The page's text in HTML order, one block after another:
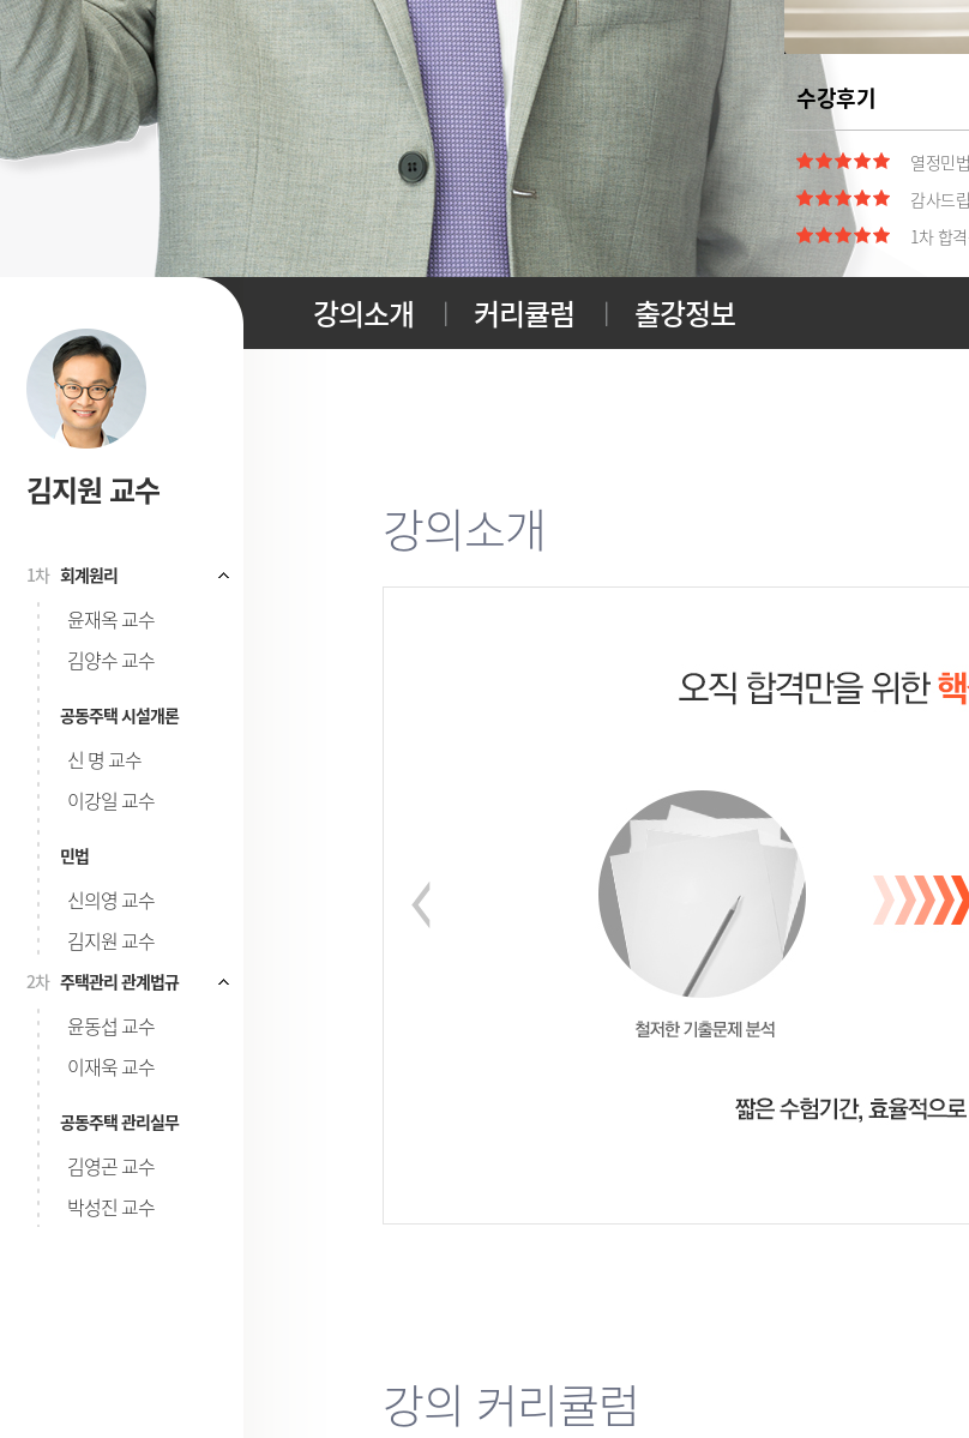
수강후기
민법 초
적극적
어려웠
열정민
감사드
1차 합
어려웠
김지원
민법 김
김지원
교수님
수강 교
밴드
김지원
김지원 교수
1차
시험
회계원리
윤재옥 교수
김양수 교수
공동주택 시설개론
신 명 교수
이강일 교수
민법
신의영 교수
김지원 교수
2차
시험
주택관리 관계법규
윤동섭 교수
이재욱 교수
공동주택 관리실무
김영곤 교수
박성진 교수
강의소개 커리큘럼 출강정보
강의소개
강의 커리큘럼